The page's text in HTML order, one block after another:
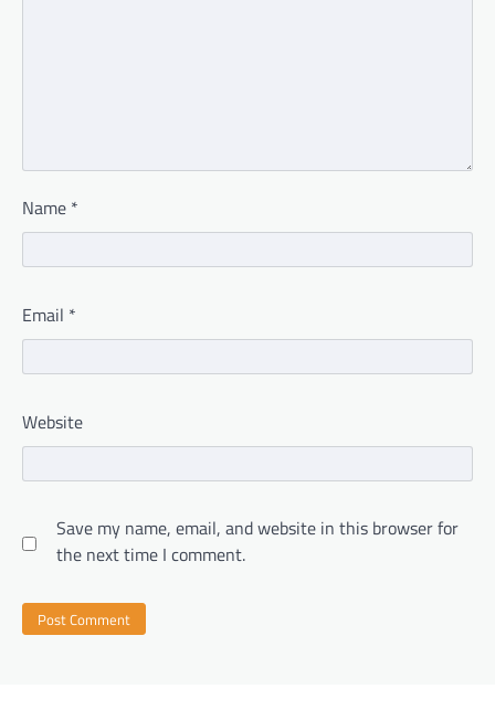
Name *
Email *
Website
Save my name, email, and website in this browser for
the next time I comment.